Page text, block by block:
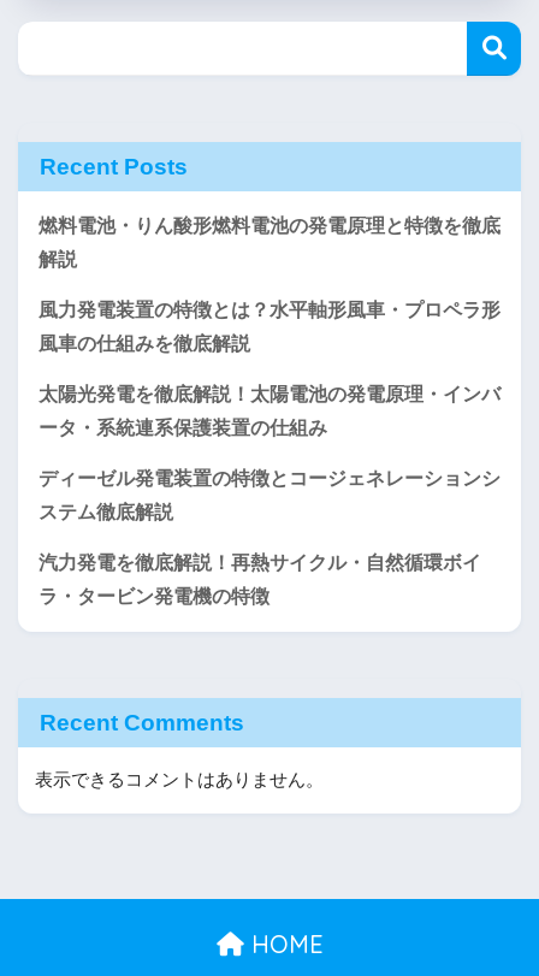
Recent Posts
燃料電池・りん酸形燃料電池の発電原理と特徴を徹底
解説
風力発電装置の特徴とは？水平軸形風車・プロペラ形
風車の仕組みを徹底解説
太陽光発電を徹底解説！太陽電池の発電原理・インバ
ータ・系統連系保護装置の仕組み
ディーゼル発電装置の特徴とコージェネレーションシ
ステム徹底解説
汽力発電を徹底解説！再熱サイクル・自然循環ボイ
ラ・タービン発電機の特徴
Recent Comments
表示できるコメントはありません。
HOME